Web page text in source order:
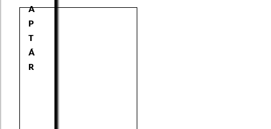
A
P
T
Á
R